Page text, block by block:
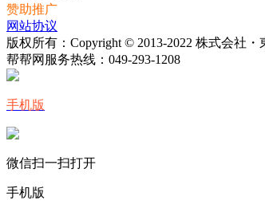
赞助推广
网站协议
版权所有：Copyright © 2013-2022 株式会社・
帮帮网服务热线： 049-293-1208
手机版
微信扫一扫打开
手机版